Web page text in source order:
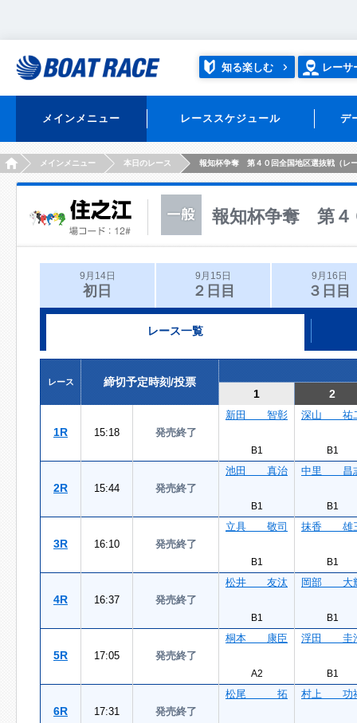
知る楽しむ レーサ
メインメニュー レーススケジュール デ
HOMEメインメニュー 本日のレース 報知杯争奪 第４０回全国地区選抜戦（レ
報知杯争奪 第４
9月14日
初日
9月15日
２日目
9月16日
３日目
レース一覧
レース
締切予定時刻/投票
1
2
1R 15:18 発売終了
新田 智彰
B1
深山 祐
B1
2R 15:44 発売終了
池田 真治
B1
中里 昌
B1
3R 16:10 発売終了
立具 敬司
B1
抹香 雄
B1
4R 16:37 発売終了
松井 友汰
B1
岡部 大
B1
5R 17:05 発売終了
桐本 康臣
A2
浮田 圭
B1
6R 17:31 発売終了
松尾 拓 村上 功